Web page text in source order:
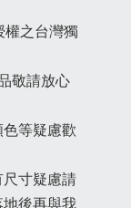
權之台灣獨
敬請放心
等疑慮歡
寸疑慮請
後再與我